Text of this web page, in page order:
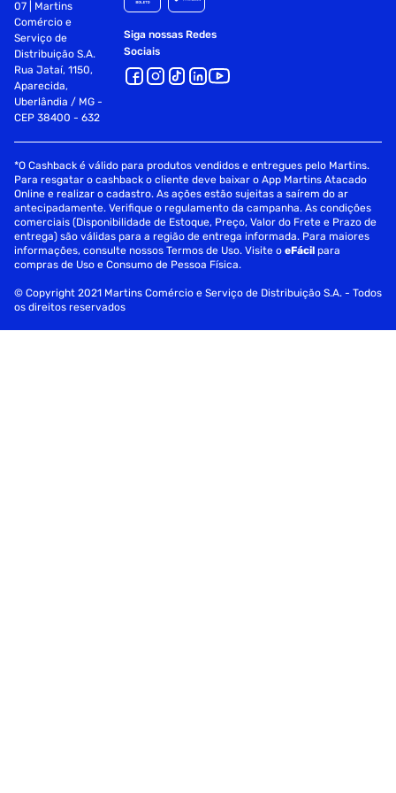
07 | Martins
Comércio e
Serviço de
Distribuição S.A.
Rua Jataí, 1150,
Aparecida,
Uberlândia / MG -
CEP 38400 - 632
Siga nossas Redes
Sociais
*O Cashback é válido para produtos vendidos e entregues pelo Martins.
Para resgatar o cashback o cliente deve baixar o App Martins Atacado
Online e realizar o cadastro. As ações estão sujeitas a saírem do ar
antecipadamente. Verifique o regulamento da campanha. As condições
comerciais (Disponibilidade de Estoque, Preço, Valor do Frete e Prazo de
entrega) são válidas para a região de entrega informada. Para maiores
informações, consulte nossos Termos de Uso. Visite oeFácil para
compras de Uso e Consumo de Pessoa Física.
© Copyright 2021 Martins Comércio e Serviço de Distribuição S.A. - Todos
os direitos reservados